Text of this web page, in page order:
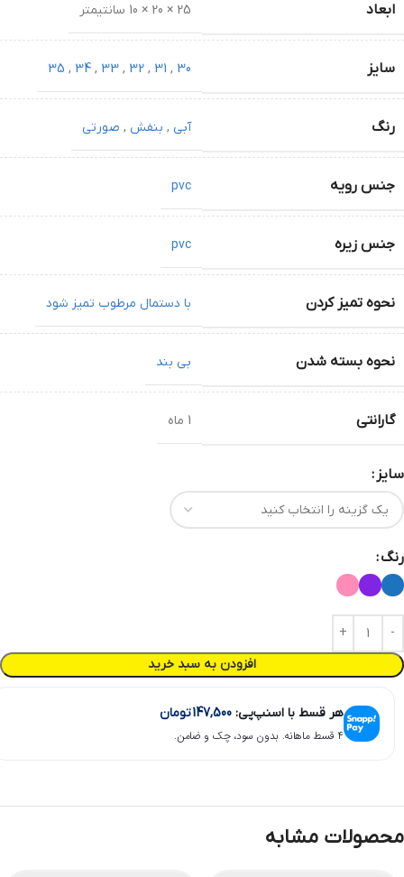
ابعاد 25 × 20 × 10 سانتیمتر
سایز 30
,
31
,
32
,
33
,
34
,
35
رنگ آبی , بنفش , صورتی
جنس رویه pvc
جنس زیره pvc
نحوه تمیز کردن با دستمال مرطوب تمیز شود
نحوه بسته شدن بی بند
گارانتی 1 ماه
سایز
رنگ
افزودن به سبد خرید
هر قسط با اسنپ‌پی: 147,500تومان
۴ قسط ماهانه. بدون سود، چک و ضامن.
محصولات مشابه